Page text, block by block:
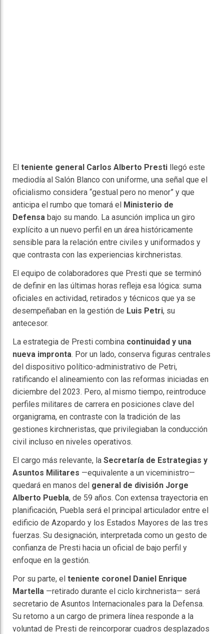
El teniente general Carlos Alberto Presti llegó este
mediodía al Salón Blanco con uniforme, una señal que el
oficialismo considera “gestual pero no menor” y que
anticipa el rumbo que tomará el Ministerio de
Defensa bajo su mando. La asunción implica un giro
explícito a un nuevo perfil en un área históricamente
sensible para la relación entre civiles y uniformados y
que contrasta con las experiencias kirchneristas.
El equipo de colaboradores que Presti que se terminó
de definir en las últimas horas refleja esa lógica: suma
oficiales en actividad, retirados y técnicos que ya se
desempeñaban en la gestión de Luis Petri, su
antecesor.
La estrategia de Presti combina continuidad y una
nueva impronta. Por un lado, conserva figuras centrales
del dispositivo político-administrativo de Petri,
ratificando el alineamiento con las reformas iniciadas en
diciembre del 2023. Pero, al mismo tiempo, reintroduce
perfiles militares de carrera en posiciones clave del
organigrama, en contraste con la tradición de las
gestiones kirchneristas, que privilegiaban la conducción
civil incluso en niveles operativos.
El cargo más relevante, la Secretaría de Estrategias y
Asuntos Militares —equivalente a un viceministro—
quedará en manos del general de división Jorge
Alberto Puebla, de 59 años. Con extensa trayectoria en
planificación, Puebla será el principal articulador entre el
edificio de Azopardo y los Estados Mayores de las tres
fuerzas. Su designación, interpretada como un gesto de
confianza de Presti hacia un oficial de bajo perfil y
enfoque en la gestión.
Por su parte, el teniente coronel Daniel Enrique
Martella —retirado durante el ciclo kirchnerista— será
secretario de Asuntos Internacionales para la Defensa.
Su retorno a un cargo de primera línea responde a la
voluntad de Presti de reincorporar cuadros desplazados